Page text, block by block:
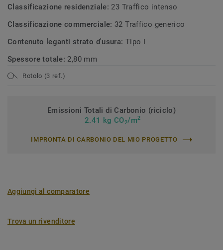
Classificazione residenziale: 23 Traffico intenso
Classificazione commerciale: 32 Traffico generico
Contenuto leganti strato d'usura: Tipo I
Spessore totale: 2,80 mm
Rotolo (3 ref.)
Emissioni Totali di Carbonio (riciclo)
2.41 kg CO2/m2
IMPRONTA DI CARBONIO DEL MIO PROGETTO
Aggiungi al comparatore
Trova un rivenditore